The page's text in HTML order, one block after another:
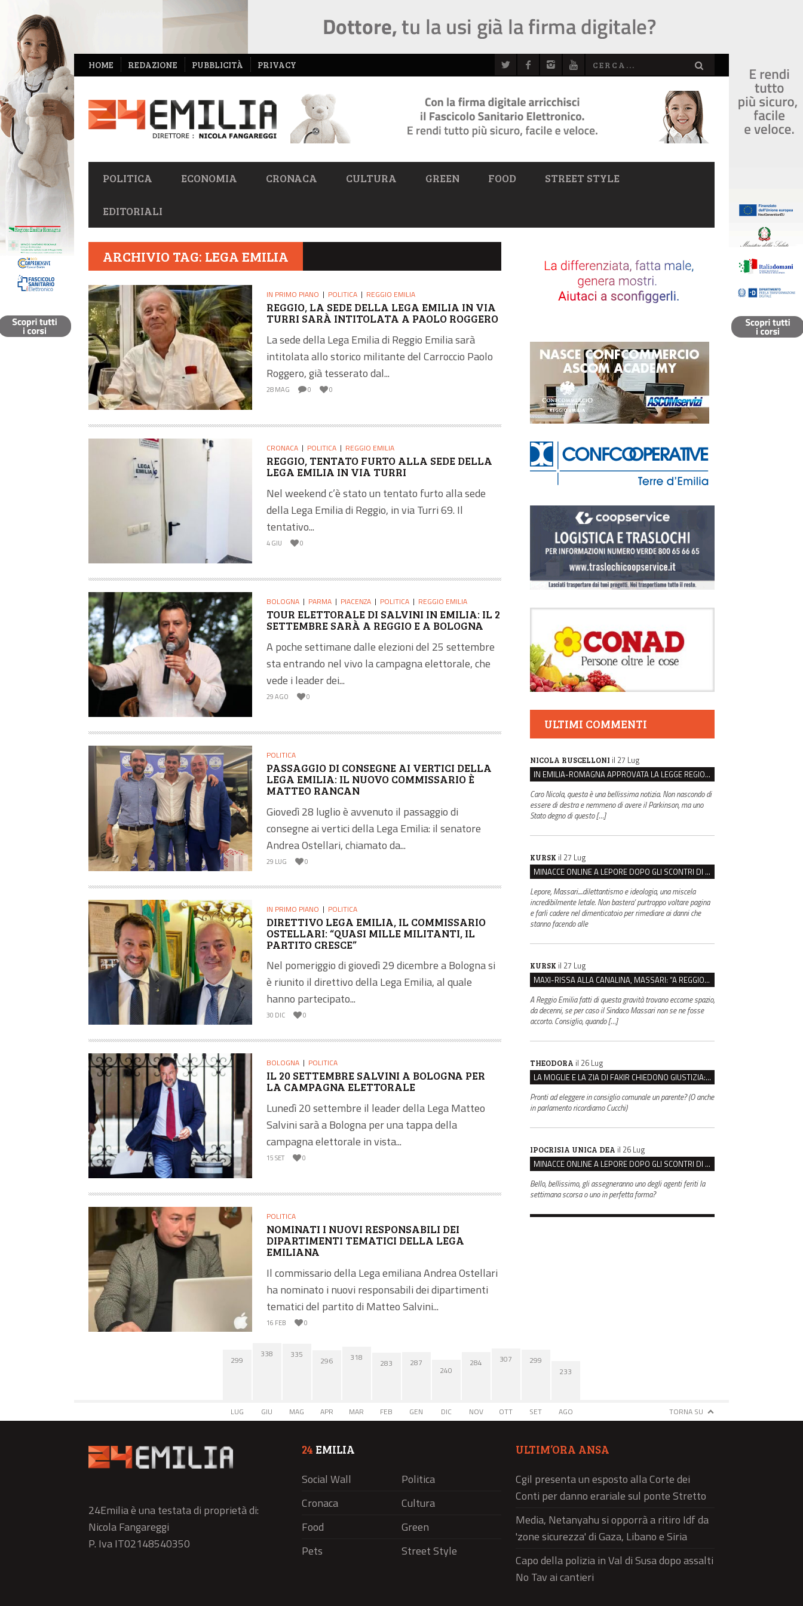
NAVIGAZIONE
SECONDARIA
HOME REDAZIONE PUBBLICITÀ PRIVACY
NAVIGAZIONE
PRIMARIA
POLITICA ECONOMIA CRONACA CULTURA GREEN FOOD STREET STYLE
EDITORIALI
ARCHIVIO TAG: LEGA EMILIA
IN PRIMO PIANO POLITICA REGGIO EMILIA
REGGIO, LA SEDE DELLA LEGA EMILIA IN VIA
TURRI SARÀ INTITOLATA A PAOLO ROGGERO
La sede della Lega Emilia di Reggio Emilia sarà
intitolata allo storico militante del Carroccio Paolo
Roggero, già tesserato dal...
28 MAG 0 0
CRONACA POLITICA REGGIO EMILIA
REGGIO, TENTATO FURTO ALLA SEDE DELLA
LEGA EMILIA IN VIA TURRI
Nel weekend c’è stato un tentato furto alla sede
della Lega Emilia di Reggio, in via Turri 69. Il
tentativo...
4 GIU 0
BOLOGNA PARMA PIACENZA POLITICA REGGIO EMILIA
TOUR ELETTORALE DI SALVINI IN EMILIA: IL 2
SETTEMBRE SARÀ A REGGIO E A BOLOGNA
A poche settimane dalle elezioni del 25 settembre
sta entrando nel vivo la campagna elettorale, che
vede i leader dei...
29 AGO 0
POLITICA
PASSAGGIO DI CONSEGNE AI VERTICI DELLA
LEGA EMILIA: IL NUOVO COMMISSARIO È
MATTEO RANCAN
Giovedì 28 luglio è avvenuto il passaggio di
consegne ai vertici della Lega Emilia: il senatore
Andrea Ostellari, chiamato da...
29 LUG 0
IN PRIMO PIANO POLITICA
DIRETTIVO LEGA EMILIA, IL COMMISSARIO
OSTELLARI: “QUASI MILLE MILITANTI, IL
PARTITO CRESCE”
Nel pomeriggio di giovedì 29 dicembre a Bologna si
è riunito il direttivo della Lega Emilia, al quale
hanno partecipato...
30 DIC 0
BOLOGNA POLITICA
IL 20 SETTEMBRE SALVINI A BOLOGNA PER
LA CAMPAGNA ELETTORALE
Lunedì 20 settembre il leader della Lega Matteo
Salvini sarà a Bologna per una tappa della
campagna elettorale in vista...
15 SET 0
POLITICA
NOMINATI I NUOVI RESPONSABILI DEI
DIPARTIMENTI TEMATICI DELLA LEGA
EMILIANA
Il commissario della Lega emiliana Andrea Ostellari
ha nominato i nuovi responsabili dei dipartimenti
tematici del partito di Matteo Salvini...
16 FEB 0
ULTIMI COMMENTI
NICOLA RUSCELLONI il 27 Lug
IN EMILIA-ROMAGNA APPROVATA LA LEGGE REGIONALE SUL SUICIDIO MEDICALMENTE ASSISTITO
Caro Nicola, questa è una bellissima notizia. Non nascondo di
essere di destra e nemmeno di avere il Parkinson, ma uno
Stato degno di questo […]
KURSK il 27 Lug
MINACCE ONLINE A LEPORE DOPO GLI SCONTRI DI BOLOGNA, ASSEGNATA LA SCORTA AL SINDACO
Lepore, Massari....dilettantismo e ideologia, una miscela
incredibilmente letale. Non bastera' purtroppo voltare pagina
e farli cadere nel dimenticatoio per rimediare ai danni che
stanno facendo alle
KURSK il 27 Lug
MAXI-RISSA ALLA CANALINA, MASSARI: “A REGGIO FATTI COSÌ GRAVI NON DEVONO TROVARE SPAZIO”
A Reggio Emilia fatti di questa gravità trovano eccome spazio,
da decenni, se per caso il Sindaco Massari non se ne fosse
accorto. Consiglio, quando […]
THEODORA il 26 Lug
LA MOGLIE E LA ZIA DI FAKIR CHIEDONO GIUSTIZIA: “LA SUA MORTE CRIMINE CONTRO L’UMANITÀ”
Pronti ad eleggere in consiglio comunale un parente? (O anche
in parlamento ricordiamo Cucchi)
IPOCRISIA UNICA DEA il 26 Lug
MINACCE ONLINE A LEPORE DOPO GLI SCONTRI DI BOLOGNA, ASSEGNATA LA SCORTA AL SINDACO
Bello, bellissimo, gli assegneranno uno degli agenti feriti la
settimana scorsa o uno in perfetta forma?
299
LUG
338
GIU
335
MAG
296
APR
318
MAR
283
FEB
287
GEN
240
DIC
284
NOV
307
OTT
299
SET
233
AGO TORNA SU
24Emilia è una testata di proprietà di:
Nicola Fangareggi
P. Iva IT02148540350
24 EMILIA
Social Wall
Politica
Cronaca
Cultura
Food
Green
Pets
Street Style
ULTIM’ORA ANSA
Cgil presenta un esposto alla Corte dei
Conti per danno erariale sul ponte Stretto
Media, Netanyahu si opporrà a ritiro Idf da
'zone sicurezza' di Gaza, Libano e Siria
Capo della polizia in Val di Susa dopo assalti
No Tav ai cantieri